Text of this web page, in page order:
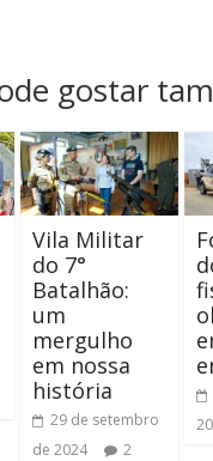
gostar
Vila Militar
do 7°
Batalhão:
um
mergulho
em nossa
história
29 de setembro
de 2024
2